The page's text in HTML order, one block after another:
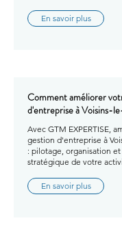
En savoir plus
Comment améliorer
d'entreprise à Voisins-
Avec GTM EXPERTISE,
gestion d'entreprise à
: pilotage, organisation
stratégique de votre
En savoir plus